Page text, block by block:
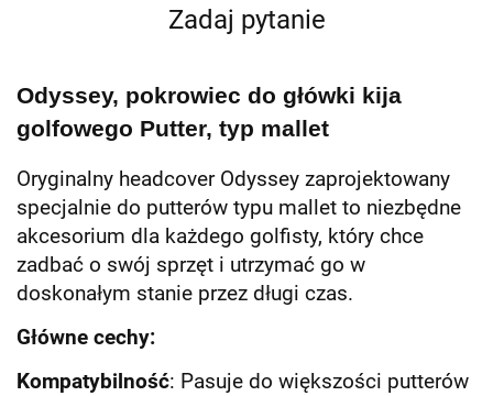
Zadaj pytanie
Odyssey, pokrowiec do główki kija
golfowego Putter, typ mallet
Oryginalny headcover Odyssey zaprojektowany
specjalnie do putterów typu mallet to niezbędne
akcesorium dla każdego golfisty, który chce
zadbać o swój sprzęt i utrzymać go w
doskonałym stanie przez długi czas.
Główne cechy:
Kompatybilność: Pasuje do większości putterów